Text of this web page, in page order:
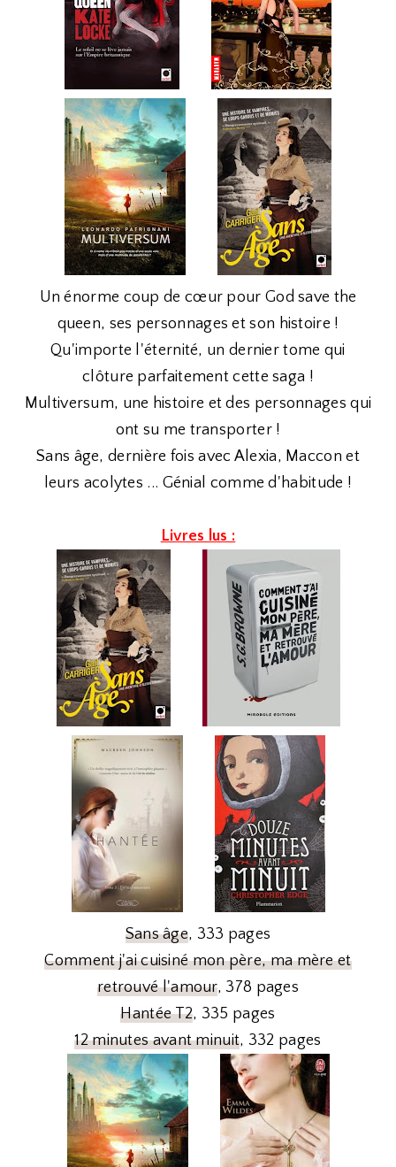
Un énorme coup de cœur pour God save the
queen, ses personnages et son histoire !
Qu'importe l'éternité, un dernier tome qui
clôture parfaitement cette saga !
Multiversum, une histoire et des personnages qui
ont su me transporter !
Sans âge, dernière fois avec Alexia, Maccon et
leurs acolytes ... Génial comme d'habitude !
Livres lus :
Sans âge, 333 pages
Comment j'ai cuisiné mon père, ma mère et
retrouvé l'amour, 378 pages
Hantée T2, 335 pages
12 minutes avant minuit, 332 pages